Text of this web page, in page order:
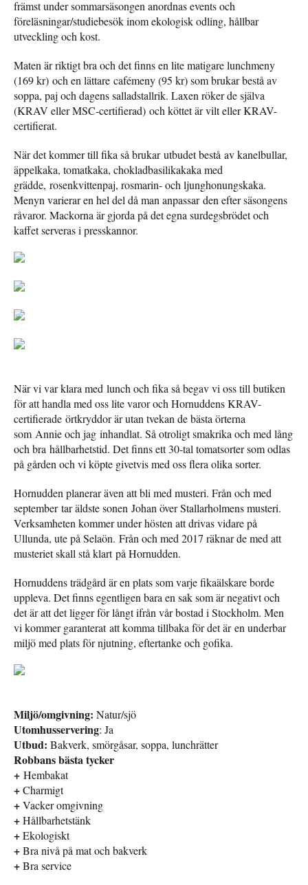
främst under sommarsäsongen anordnas events och
föreläsningar/studiebesök inom ekologisk odling, hållbar
utveckling och kost.
Maten är riktigt bra och det finns en lite matigare lunchmeny
(169 kr) och en lättare cafémeny (95 kr) som brukar bestå av
soppa, paj och dagens salladstallrik. Laxen röker de själva
(KRAV eller MSC-certifierad) och köttet är vilt eller KRAV-
certifierat.
När det kommer till fika så brukar utbudet bestå av kanelbullar,
äppelkaka, tomatkaka, chokladbasilikakaka med
grädde, rosenkvittenpaj, rosmarin- och ljunghonungskaka.
Menyn varierar en hel del då man anpassar den efter säsongens
råvaror. Mackorna är gjorda på det egna surdegsbrödet och
kaffet serveras i presskannor.
När vi var klara med lunch och fika så begav vi oss till butiken
för att handla med oss lite varor och Hornuddens KRAV-
certifierade örtkryddor är utan tvekan de bästa örterna
som Annie och jag inhandlat. Så otroligt smakrika och med lång
och bra hållbarhetstid. Det finns ett 30-tal tomatsorter som odlas
på gården och vi köpte givetvis med oss flera olika sorter.
Hornudden planerar även att bli med musteri. Från och med
september tar äldste sonen Johan över Stallarholmens musteri.
Verksamheten kommer under hösten att drivas vidare på
Ullunda, ute på Selaön. Från och med 2017 räknar de med att
musteriet skall stå klart på Hornudden.
Hornuddens trädgård är en plats som varje fikaälskare borde
uppleva. Det finns egentligen bara en sak som är negativt och
det är att det ligger för långt ifrån vår bostad i Stockholm. Men
vi kommer garanterat att komma tillbaka för det är en underbar
miljö med plats för njutning, eftertanke och gofika.
Miljö/omgivning: Natur/sjö
Utomhusservering: Ja
Utbud: Bakverk, smörgåsar, soppa, lunchrätter
Robbans bästa tycker
+ Hembakat
+Charmigt
+Vacker omgivning
+Hållbarhetstänk
+Ekologiskt
+Bra nivå på mat och bakverk
+Bra service